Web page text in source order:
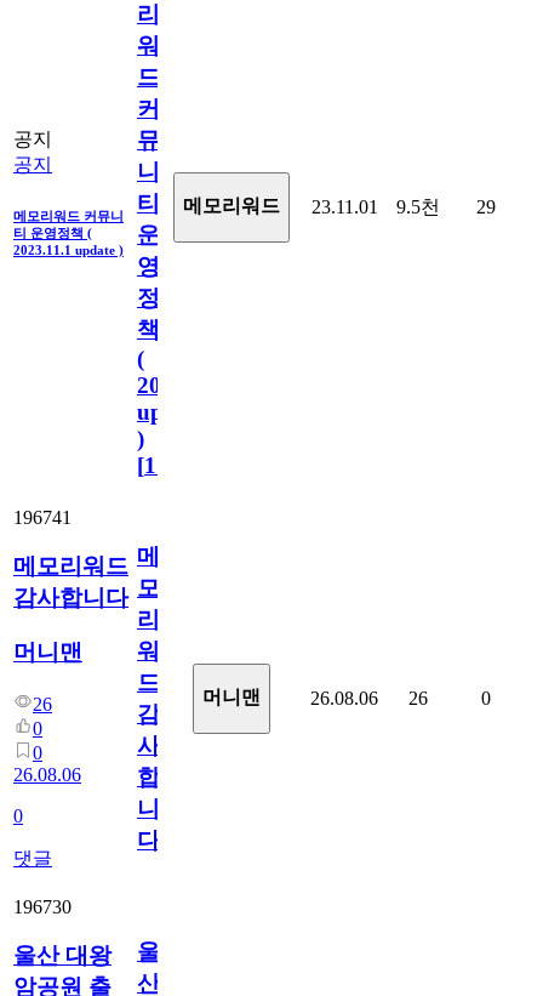
공지
공지
메모리워드 커뮤니
티 운영정책 (
2023.11.1 update )
리
워
드
커
뮤
니
티
운
영
정
책
(
2023.11.1
update
)
[110
메모리워드 23.11.01 9.5천 29
196741
메모리워드
감사합니다
머니맨
26
0
0
26.08.06
0
댓글
메
모
리
워
드
감
사
합
니
다
머니맨 26.08.06 26 0
196730
울산 대왕
암공원 출
울
산